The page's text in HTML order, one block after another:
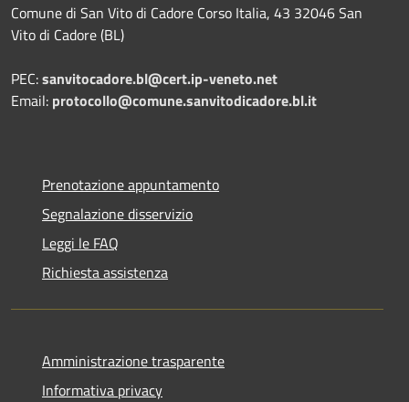
Comune di San Vito di Cadore Corso Italia, 43 32046 San
Vito di Cadore (BL)
PEC:sanvitocadore.bl@cert.ip-veneto.net
Email: protocollo@comune.sanvitodicadore.bl.it
Prenotazione appuntamento
Segnalazione disservizio
Leggi le FAQ
Richiesta assistenza
Amministrazione trasparente
Informativa privacy